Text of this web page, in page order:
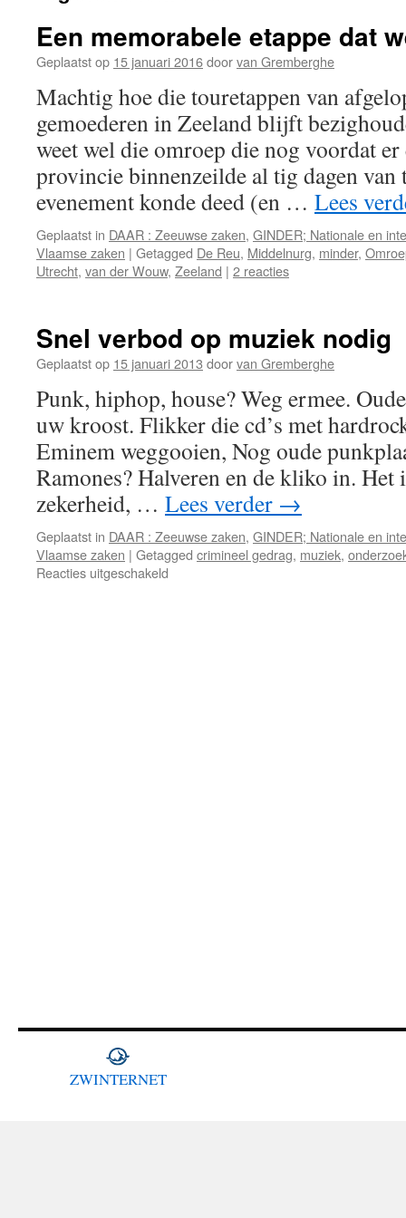
Een memorabele etappe dat
Geplaatst op 15 januari 2016doorvan Gremberghe
Machtig hoe die touretappen van
gemoederen in Zeeland blijft
weet wel die omroep die nog voordat er
provincie binnenzeilde al tig dagen van
evenement konde deed (en … Lees
Geplaatst in DAAR : Zeeuwse zaken, GINDER; Nationale en
Vlaamse zaken | Getagged De Reu, Middelnurg, minder,
Utrecht, van der Wouw, Zeeland | 2 reacties
Snel verbod op muziek nodig
Geplaatst op 15 januari 2013 doorvan Gremberghe
Punk, hiphop, house? Weg ermee.
uw kroost. Flikker die cd’s met
Eminem weggooien, Nog oude
Ramones? Halveren en de kliko in. Het
zekerheid, … Lees verder →
Geplaatst in DAAR : Zeeuwse zaken, GINDER; Nationale en
Vlaamse zaken | Getagged crimineel gedrag, muziek,
Reacties uitgeschakeld
ZWINTERNET